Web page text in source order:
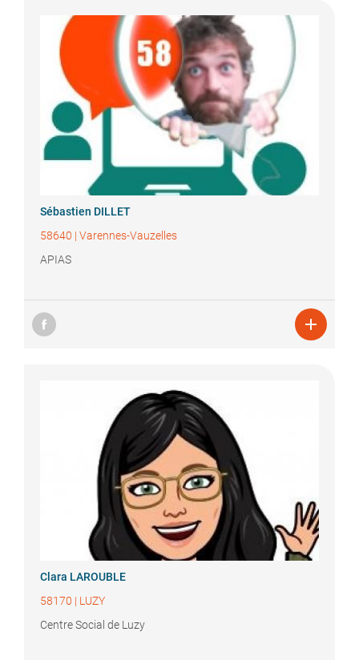
Sébastien DILLET
58640 | Varennes-Vauzelles
APIAS

Clara LAROUBLE
58170 | LUZY
Centre Social de Luzy